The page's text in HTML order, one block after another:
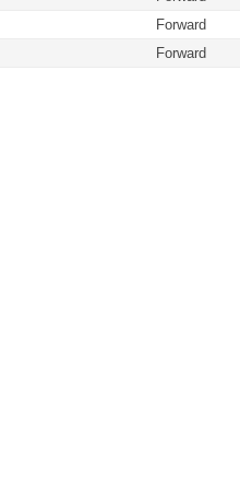
Forward
Forward